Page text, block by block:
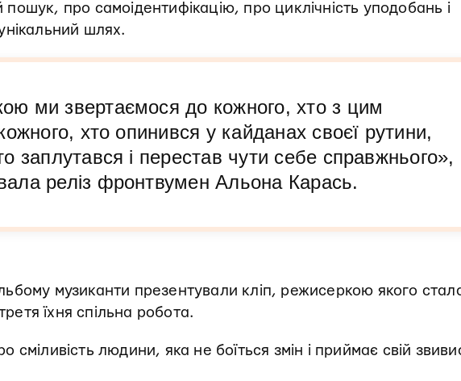
пошук, про самоідентифікацію, про циклічність уподобань і
шлях.
ми звертаємося до кожного, хто з цим
хто опинився у кайданах своєї рутини,
заплутався і перестав чути себе справжнього»,
реліз фронтвумен Альона Карась.
музиканти презентували кліп, режисеркою якого
їхня спільна робота.
сміливість людини, яка не боїться змін і приймає свій